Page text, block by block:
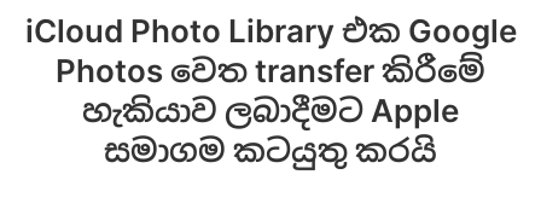
iCloud Photo Library එක Google
Photos වෙත transfer කිරීමේ
හැකියාව ලබාදීමට Apple
සමාගම කටයුතු කරයි